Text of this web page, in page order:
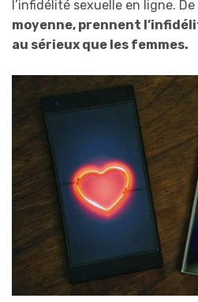
l’infidélité sexuelle en ligne. De
moyenne, prennent
au sérieux que les femmes.